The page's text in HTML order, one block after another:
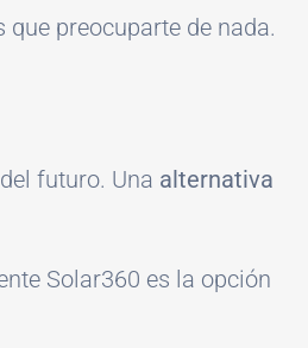
preocuparte de nada.
futuro. Una alternativa
Solar360 es la opción